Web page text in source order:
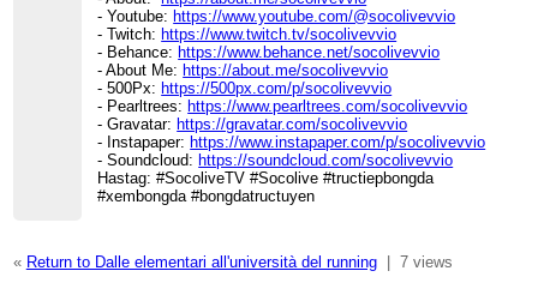
- Youtube: https://www.youtube.com/@socolivevvio
- Twitch: https://www.twitch.tv/socolivevvio
- Behance: https://www.behance.net/socolivevvio
- About Me: https://about.me/socolivevvio
- 500Px: https://500px.com/p/socolivevvio
- Pearltrees: https://www.pearltrees.com/socolivevvio
- Gravatar: https://gravatar.com/socolivevvio
- Instapaper: https://www.instapaper.com/p/socolivevvio
- Soundcloud: https://soundcloud.com/socolivevvio
Hastag: #SocoliveTV #Socolive #tructiepbongda
#xembongda #bongdatructuyen
« Return to Dalle elementari all'università del running| 7 views